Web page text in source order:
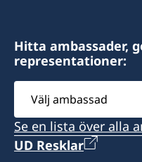
Hitta ambassader,
representationer:
Välj
ambassad
Se en lista över alla
UD Resklar